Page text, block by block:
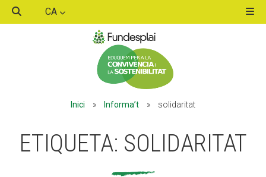
CA
Inici » Informa’t » solidaritat
ETIQUETA: SOLIDARITAT
ACTIVITATS D'ESTIU
ALBERG CENTRE ESPLAI